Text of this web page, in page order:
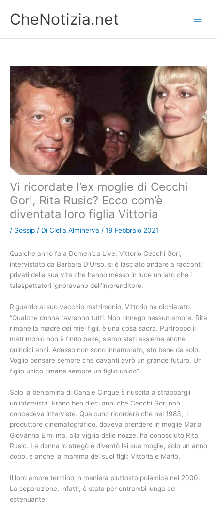
contenuto
CheNotizia.net
Vi ricordate l’ex moglie di Cecchi
Gori, Rita Rusic? Ecco com’è
diventata loro figlia Vittoria
/ Gossip / Di Clelia Alminerva / 19 Febbraio 2021
Qualche anno fa a Domenica Live, Vittorio Cecchi Gori,
intervistato da Barbara D’Urso, si è lasciato andare a racconti
privati della sua vita che hanno messo in luce un lato che i
telespettatori ignoravano dell’imprenditore.
Riguardo al suo vecchio matrimonio, Vittorio ha dichiarato:
“Qualche donna l’avranno tutti. Non rinnego nessun amore. Rita
rimane la madre dei miei figli, è una cosa sacra. Purtroppo il
matrimonio non è finito bene, siamo stati assieme anche
quindici anni. Adesso non sono innamorato, sto bene da solo.
Voglio pensare sempre che davanti avrò un grande futuro. Un
figlio unico rimane sempre un figlio unico”.
Solo la beniamina di Canale Cinque è riuscita a strappargli
un’intervista. Erano ben dieci anni che Cecchi Gori non
concedeva interviste. Qualcuno ricorderà che nel 1983, il
produttore cinematografico, doveva prendere in moglie Maria
Giovanna Elmi ma, alla vigilia delle nozze, ha conosciuto Rita
Rusic. La donna lo stregò e diventò lei sua moglie, solo un anno
dopo, e anche la mamma dei suoi figli: Vittoria e Mario.
Il loro amore terminò in maniera piuttosto polemica nel 2000.
La separazione, infatti, è stata per entrambi lunga ed
estenuante.